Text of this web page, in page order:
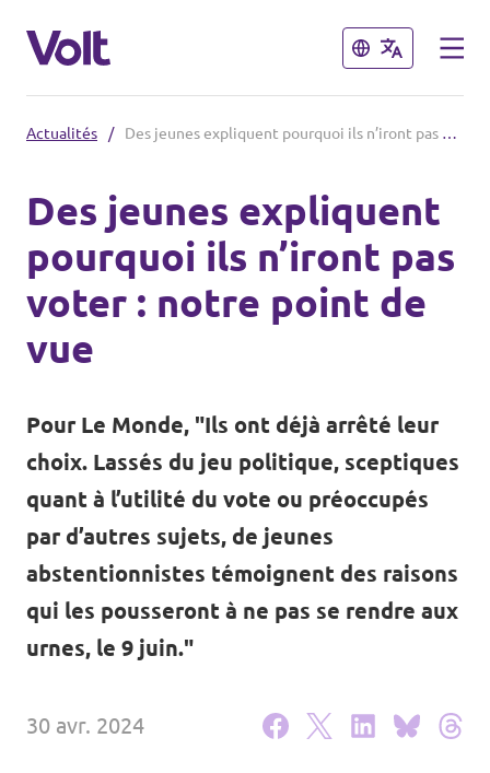
Fermer
Nos élections
Carte des régions
Nos régions et villes
Volt Strasbourg
Fermer
Politiques
À propos de Volt
Actualités
Agenda
Volt FALC
Actualités / Des jeunes expliquent pourquoi ils n’iront pas voter : notre point de vue
Des jeunes expliquent
pourquoi ils n’iront pas
voter : notre point de
vue
Pour Le Monde, "Ils ont déjà arrêté leur
choix. Lassés du jeu politique, sceptiques
quant à l’utilité du vote ou préoccupés
par d’autres sujets, de jeunes
abstentionnistes témoignent des raisons
qui les pousseront à ne pas se rendre aux
urnes, le 9 juin."
30 avr. 2024